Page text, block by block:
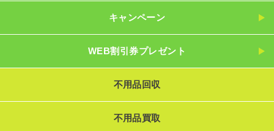
キャンペーン
WEB割引券プレゼント
不用品回収
不用品買取